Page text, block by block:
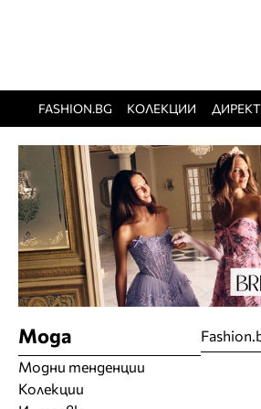
FASHION.BG КОЛЕКЦИИ
Мода
Модни тенденции
Колекции